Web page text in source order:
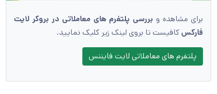
برای مشاهده وبررسی پلتفرم های معاملاتی در بروکر لایت
فارکس کافیست تا بروی لینک زیر کلیک نمایید.
پلتفرم های معاملاتی لایت فایننس